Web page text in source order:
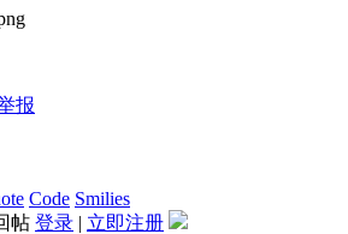
报
Code Smilies
帖 登录 | 立即注册